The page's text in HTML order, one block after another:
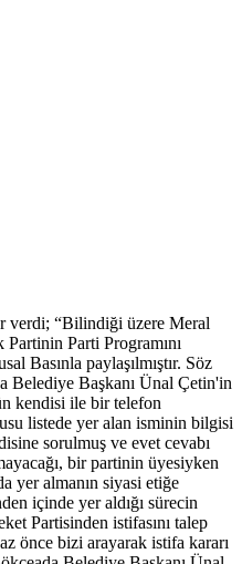
verdi; “Bilindiği üzere Meral
Parti Programını
Basınla paylaşılmıştır. Söz
Belediye Başkanı Ünal Çetin'in
kendisi ile bir telefon
listede yer alan isminin bilgisi
sorulmuş ve evet cevabı
bir partinin üyesiyken
yer almanın siyasi etiğe
içinde yer aldığı sürecin
Partisinden istifasını talep
önce bizi arayarak istifa kararı